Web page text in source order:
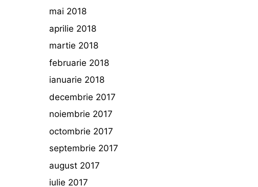
mai 2018
aprilie 2018
martie 2018
februarie 2018
ianuarie 2018
decembrie 2017
noiembrie 2017
octombrie 2017
septembrie 2017
august 2017
iulie 2017